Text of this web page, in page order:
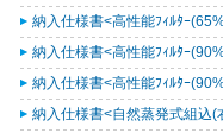
納入仕様書<高性能ﾌｨﾙﾀｰ
納入仕様書<高性能ﾌｨﾙﾀｰ
納入仕様書<高性能ﾌｨﾙﾀｰ
納入仕様書<自然蒸発式組込